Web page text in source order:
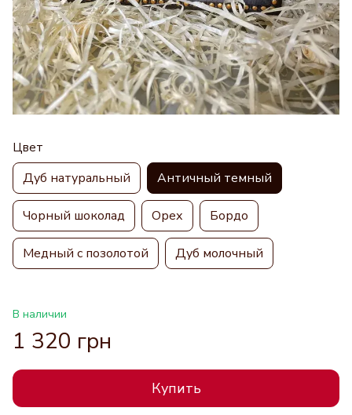
Цвет
Дуб натуральный Античный темный
Чорный шоколад Орех Бордо
Медный с позолотой Дуб молочный
В наличии
1 320 грн
Купить